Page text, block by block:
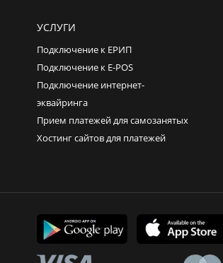
УСЛУГИ
Подключение к ЕРИП
Подключение к E-POS
Подключение интернет-
эквайринга
Прием платежей для самозанятых
Хостинг сайтов для платежей